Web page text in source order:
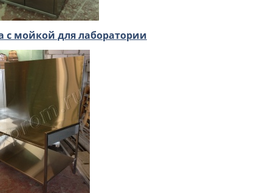
с мойкой для лаборатории